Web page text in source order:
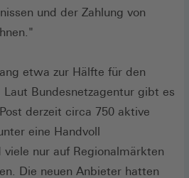
und der Zahlung von
etwa zur Hälfte für den
Bundesnetzagentur gibt es
derzeit circa 750 aktive
eine Handvoll
viele nur auf Regionalmärkten
Die neuen Anbieter hatten